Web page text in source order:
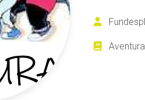
COLÒNIES
I JOVES